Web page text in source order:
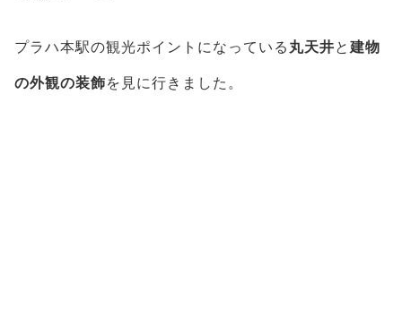
プラハ本駅の観光ポイントになっている 丸天井と 建物
の外観の装飾を見に行きました。